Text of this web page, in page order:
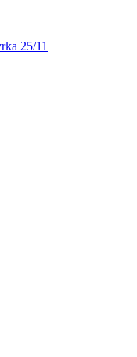
25/11